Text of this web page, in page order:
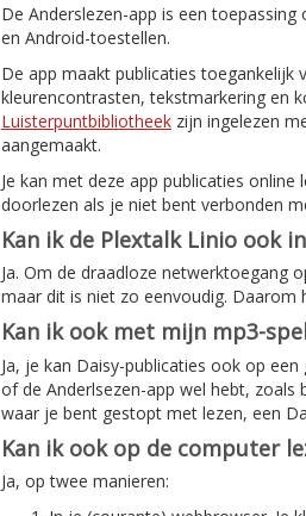
De Anderslezen-app is een
en Android-toestellen.
De app maakt publicaties
kleurencontrasten, tekstmarkering en
Luisterpuntbibliotheek zijn ingelezen
aangemaakt.
Je kan met deze app publicaties
doorlezen als je niet bent verbonden
Kan ik de Plextalk Linio ook
Ja. Om de draadloze netwerktoegang
maar dit is niet zo eenvoudig.
Kan ik ook met mijn mp3-
Ja, je kan Daisy-publicaties ook op
of de Anderlsezen-app wel hebt, zoals
waar je bent gestopt met lezen, een
Kan ik ook op de computer
Ja, op twee manieren: